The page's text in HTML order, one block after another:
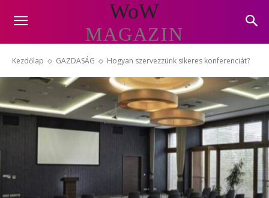
WoW
MAGAZIN
Kezdőlap GAZDASÁG Hogyan szervezzünk sikeres konferenciát?